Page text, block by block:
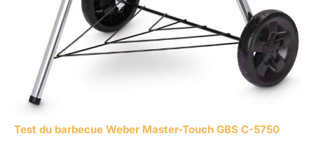
Test du barbecue Weber Master-Touch GBS C-5750